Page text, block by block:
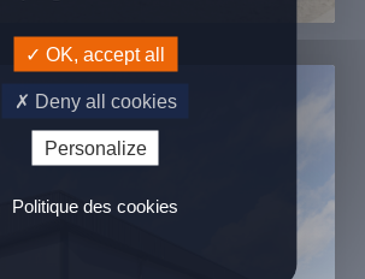
OK, accept all
Deny all cookies
Personalize
Politique des cookies